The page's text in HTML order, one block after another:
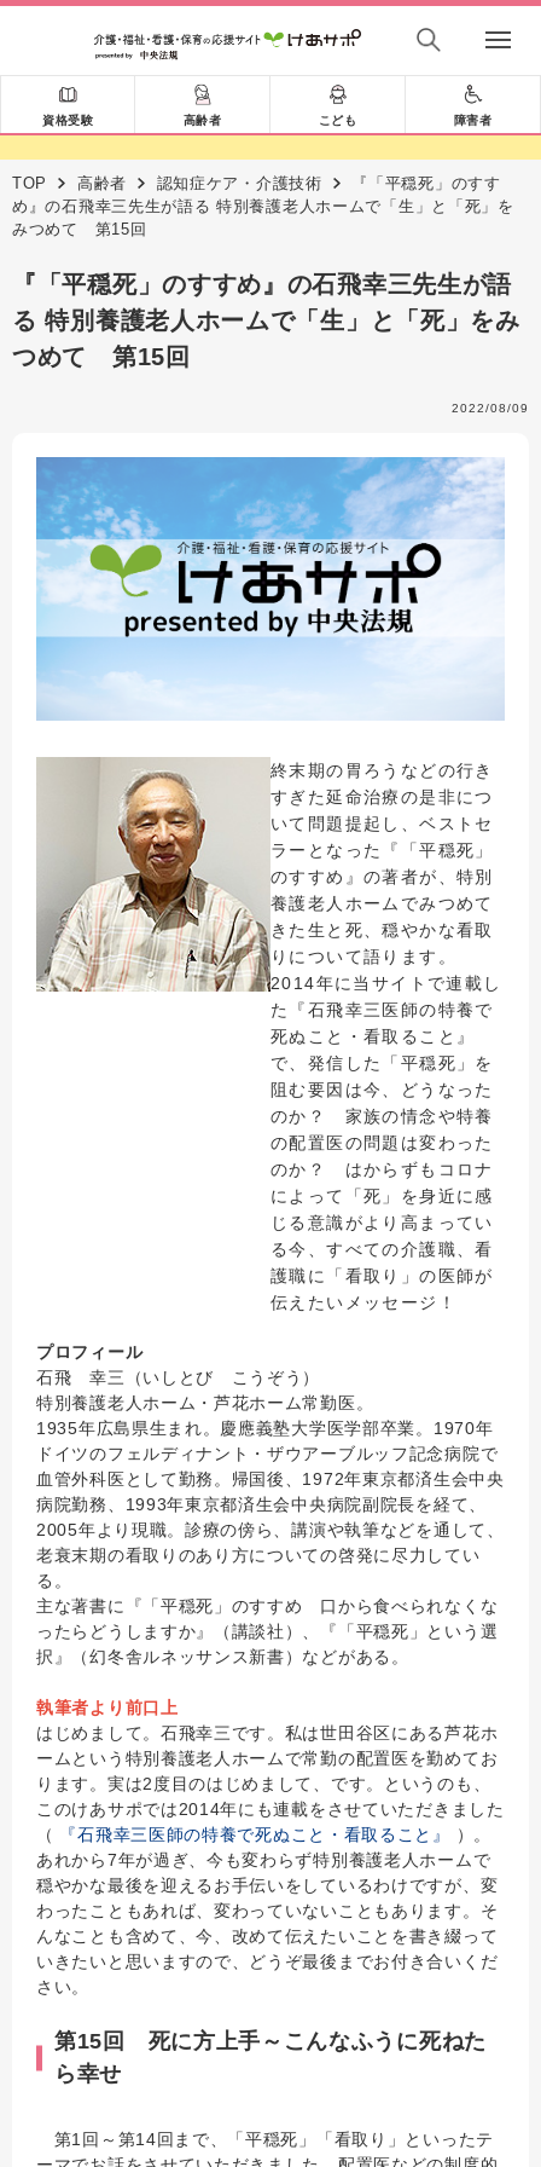
資格受験 高齢者 こども 障害者
TOP 高齢者 認知症ケア・介護技術
『「平穏死」のすす
め』の石飛幸三先生が語る 特別養護老人ホームで「生」と「死」を
みつめて 第15回
『「平穏死」のすすめ』の石飛幸三先生が語
る 特別養護老人ホームで「生」と「死」をみ
つめて 第15回
2022/08/09
終末期の胃ろうなどの行き
すぎた延命治療の是非につ
いて問題提起し、ベストセ
ラーとなった『「平穏死」
のすすめ』の著者が、特別
養護老人ホームでみつめて
きた生と死、穏やかな看取
りについて語ります。
2014年に当サイトで連載し
た『石飛幸三医師の特養で
死ぬこと・看取ること』
で、発信した「平穏死」を
阻む要因は今、どうなった
のか？ 家族の情念や特養
の配置医の問題は変わった
のか？ はからずもコロナ
によって「死」を身近に感
じる意識がより高まってい
る今、すべての介護職、看
護職に「看取り」の医師が
伝えたいメッセージ！
プロフィール
石飛 幸三（いしとび こうぞう）
特別養護老人ホーム・芦花ホーム常勤医。
1935年広島県生まれ。慶應義塾大学医学部卒業。1970年
ドイツのフェルディナント・ザウアーブルッフ記念病院で
血管外科医として勤務。帰国後、1972年東京都済生会中央
病院勤務、1993年東京都済生会中央病院副院長を経て、
2005年より現職。診療の傍ら、講演や執筆などを通して、
老衰末期の看取りのあり方についての啓発に尽力してい
る。
主な著書に『「平穏死」のすすめ 口から食べられなくな
ったらどうしますか』（講談社）、『「平穏死」という選
択』（幻冬舎ルネッサンス新書）などがある。
執筆者より前口上
はじめまして。石飛幸三です。私は世田谷区にある芦花ホ
ームという特別養護老人ホームで常勤の配置医を勤めてお
ります。実は2度目のはじめまして、です。というのも、
このけあサポでは2014年にも連載をさせていただきました
（
『石飛幸三医師の特養で死ぬこと・看取ること』
）。
あれから7年が過ぎ、今も変わらず特別養護老人ホームで
穏やかな最後を迎えるお手伝いをしているわけですが、変
わったこともあれば、変わっていないこともあります。そ
んなことも含めて、今、改めて伝えたいことを書き綴って
いきたいと思いますので、どうぞ最後までお付き合いくだ
さい。
第15回 死に方上手～こんなふうに死ねた
ら幸せ
第1回～第14回まで、「平穏死」「看取り」といったテ